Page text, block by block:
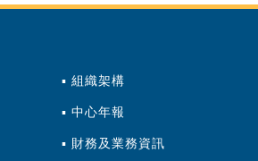
組織架構
中心年報
財務及業務資訊